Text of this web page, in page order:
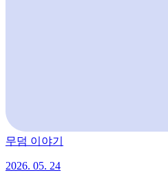
무덤 이야기
2026. 05. 24